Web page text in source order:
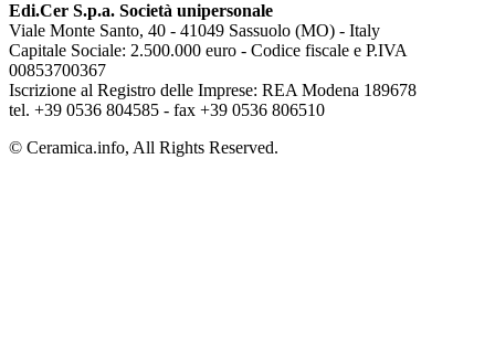
Edi.Cer S.p.a. Società unipersonale
Viale Monte Santo, 40 - 41049 Sassuolo (MO) - Italy
Capitale Sociale: 2.500.000 euro - Codice fiscale e P.IVA
00853700367
Iscrizione al Registro delle Imprese: REA Modena 189678
tel. +39 0536 804585 - fax +39 0536 806510
© Ceramica.info, All Rights Reserved.